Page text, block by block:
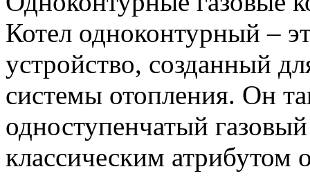
Котел одноконтурный –
устройство, созданный
системы отопления. Он
одноступенчатый
классическим атрибутом